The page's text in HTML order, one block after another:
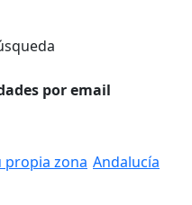
por email
propia zona Andalucía